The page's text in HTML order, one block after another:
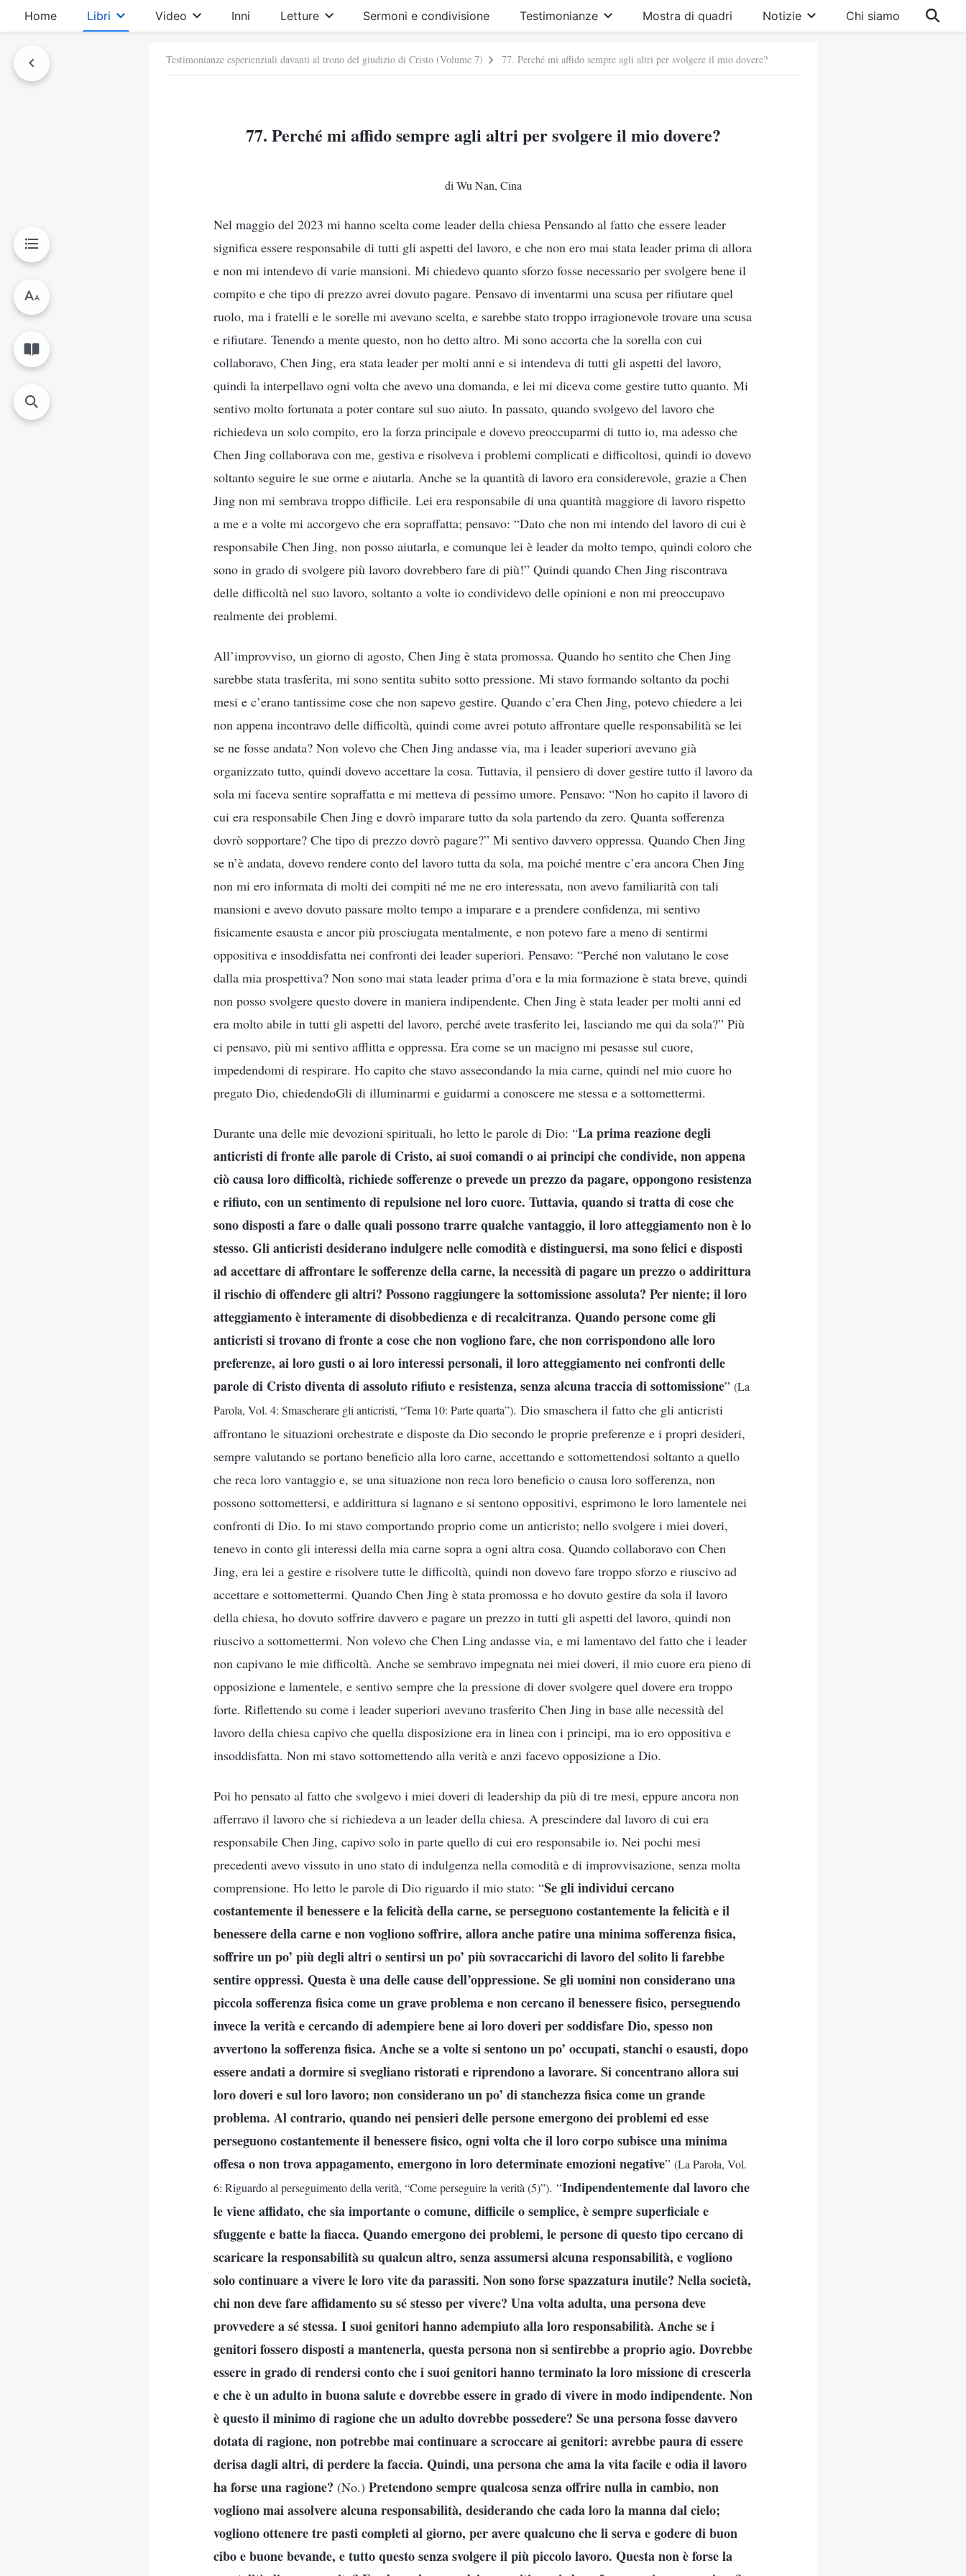
Home Libri Video Inni Letture Sermoni e condivisione Testimonianze Mostra di quadri Notizie Chi siamo
Testimonianze esperienziali davanti al trono del giudizio di Cristo (Volume 7) 77. Perché mi affido sempre agli altri per svolgere il mio dovere?
77. Perché mi affido sempre agli altri per svolgere il mio dovere?
di Wu Nan, Cina
Nel maggio del 2023 mi hanno scelta come leader della chiesa Pensando al fatto che essere leader
significa essere responsabile di tutti gli aspetti del lavoro, e che non ero mai stata leader prima di allora
e non mi intendevo di varie mansioni. Mi chiedevo quanto sforzo fosse necessario per svolgere bene il
compito e che tipo di prezzo avrei dovuto pagare. Pensavo di inventarmi una scusa per rifiutare quel
ruolo, ma i fratelli e le sorelle mi avevano scelta, e sarebbe stato troppo irragionevole trovare una scusa
e rifiutare. Tenendo a mente questo, non ho detto altro. Mi sono accorta che la sorella con cui
collaboravo, Chen Jing, era stata leader per molti anni e si intendeva di tutti gli aspetti del lavoro,
quindi la interpellavo ogni volta che avevo una domanda, e lei mi diceva come gestire tutto quanto. Mi
sentivo molto fortunata a poter contare sul suo aiuto. In passato, quando svolgevo del lavoro che
richiedeva un solo compito, ero la forza principale e dovevo preoccuparmi di tutto io, ma adesso che
Chen Jing collaborava con me, gestiva e risolveva i problemi complicati e difficoltosi, quindi io dovevo
soltanto seguire le sue orme e aiutarla. Anche se la quantità di lavoro era considerevole, grazie a Chen
Jing non mi sembrava troppo difficile. Lei era responsabile di una quantità maggiore di lavoro rispetto
a me e a volte mi accorgevo che era sopraffatta; pensavo: “Dato che non mi intendo del lavoro di cui è
responsabile Chen Jing, non posso aiutarla, e comunque lei è leader da molto tempo, quindi coloro che
sono in grado di svolgere più lavoro dovrebbero fare di più!” Quindi quando Chen Jing riscontrava
delle difficoltà nel suo lavoro, soltanto a volte io condividevo delle opinioni e non mi preoccupavo
realmente dei problemi.
All’improvviso, un giorno di agosto, Chen Jing è stata promossa. Quando ho sentito che Chen Jing
sarebbe stata trasferita, mi sono sentita subito sotto pressione. Mi stavo formando soltanto da pochi
mesi e c’erano tantissime cose che non sapevo gestire. Quando c’era Chen Jing, potevo chiedere a lei
non appena incontravo delle difficoltà, quindi come avrei potuto affrontare quelle responsabilità se lei
se ne fosse andata? Non volevo che Chen Jing andasse via, ma i leader superiori avevano già
organizzato tutto, quindi dovevo accettare la cosa. Tuttavia, il pensiero di dover gestire tutto il lavoro da
sola mi faceva sentire sopraffatta e mi metteva di pessimo umore. Pensavo: “Non ho capito il lavoro di
cui era responsabile Chen Jing e dovrò imparare tutto da sola partendo da zero. Quanta sofferenza
dovrò sopportare? Che tipo di prezzo dovrò pagare?” Mi sentivo davvero oppressa. Quando Chen Jing
se n’è andata, dovevo rendere conto del lavoro tutta da sola, ma poiché mentre c’era ancora Chen Jing
non mi ero informata di molti dei compiti né me ne ero interessata, non avevo familiarità con tali
mansioni e avevo dovuto passare molto tempo a imparare e a prendere confidenza, mi sentivo
fisicamente esausta e ancor più prosciugata mentalmente, e non potevo fare a meno di sentirmi
oppositiva e insoddisfatta nei confronti dei leader superiori. Pensavo: “Perché non valutano le cose
dalla mia prospettiva? Non sono mai stata leader prima d’ora e la mia formazione è stata breve, quindi
non posso svolgere questo dovere in maniera indipendente. Chen Jing è stata leader per molti anni ed
era molto abile in tutti gli aspetti del lavoro, perché avete trasferito lei, lasciando me qui da sola?” Più
ci pensavo, più mi sentivo afflitta e oppressa. Era come se un macigno mi pesasse sul cuore,
impedendomi di respirare. Ho capito che stavo assecondando la mia carne, quindi nel mio cuore ho
pregato Dio, chiedendoGli di illuminarmi e guidarmi a conoscere me stessa e a sottomettermi.
Durante una delle mie devozioni spirituali, ho letto le parole di Dio: “La prima reazione degli
anticristi di fronte alle parole di Cristo, ai suoi comandi o ai principi che condivide, non appena
ciò causa loro difficoltà, richiede sofferenze o prevede un prezzo da pagare, oppongono resistenza
e rifiuto, con un sentimento di repulsione nel loro cuore. Tuttavia, quando si tratta di cose che
sono disposti a fare o dalle quali possono trarre qualche vantaggio, il loro atteggiamento non è lo
stesso. Gli anticristi desiderano indulgere nelle comodità e distinguersi, ma sono felici e disposti
ad accettare di affrontare le sofferenze della carne, la necessità di pagare un prezzo o addirittura
il rischio di offendere gli altri? Possono raggiungere la sottomissione assoluta? Per niente; il loro
atteggiamento è interamente di disobbedienza e di recalcitranza. Quando persone come gli
anticristi si trovano di fronte a cose che non vogliono fare, che non corrispondono alle loro
preferenze, ai loro gusti o ai loro interessi personali, il loro atteggiamento nei confronti delle
parole di Cristo diventa di assoluto rifiuto e resistenza, senza alcuna traccia di sottomissione” (La
Parola, Vol. 4: Smascherare gli anticristi, “Tema 10: Parte quarta”). Dio smaschera il fatto che gli anticristi
affrontano le situazioni orchestrate e disposte da Dio secondo le proprie preferenze e i propri desideri,
sempre valutando se portano beneficio alla loro carne, accettando e sottomettendosi soltanto a quello
che reca loro vantaggio e, se una situazione non reca loro beneficio o causa loro sofferenza, non
possono sottomettersi, e addirittura si lagnano e si sentono oppositivi, esprimono le loro lamentele nei
confronti di Dio. Io mi stavo comportando proprio come un anticristo; nello svolgere i miei doveri,
tenevo in conto gli interessi della mia carne sopra a ogni altra cosa. Quando collaboravo con Chen
Jing, era lei a gestire e risolvere tutte le difficoltà, quindi non dovevo fare troppo sforzo e riuscivo ad
accettare e sottomettermi. Quando Chen Jing è stata promossa e ho dovuto gestire da sola il lavoro
della chiesa, ho dovuto soffrire davvero e pagare un prezzo in tutti gli aspetti del lavoro, quindi non
riuscivo a sottomettermi. Non volevo che Chen Ling andasse via, e mi lamentavo del fatto che i leader
non capivano le mie difficoltà. Anche se sembravo impegnata nei miei doveri, il mio cuore era pieno di
opposizione e lamentele, e sentivo sempre che la pressione di dover svolgere quel dovere era troppo
forte. Riflettendo su come i leader superiori avevano trasferito Chen Jing in base alle necessità del
lavoro della chiesa capivo che quella disposizione era in linea con i principi, ma io ero oppositiva e
insoddisfatta. Non mi stavo sottomettendo alla verità e anzi facevo opposizione a Dio.
Poi ho pensato al fatto che svolgevo i miei doveri di leadership da più di tre mesi, eppure ancora non
afferravo il lavoro che si richiedeva a un leader della chiesa. A prescindere dal lavoro di cui era
responsabile Chen Jing, capivo solo in parte quello di cui ero responsabile io. Nei pochi mesi
precedenti avevo vissuto in uno stato di indulgenza nella comodità e di improvvisazione, senza molta
comprensione. Ho letto le parole di Dio riguardo il mio stato: “Se gli individui cercano
costantemente il benessere e la felicità della carne, se perseguono costantemente la felicità e il
benessere della carne e non vogliono soffrire, allora anche patire una minima sofferenza fisica,
soffrire un po’ più degli altri o sentirsi un po’ più sovraccarichi di lavoro del solito li farebbe
sentire oppressi. Questa è una delle cause dell’oppressione. Se gli uomini non considerano una
piccola sofferenza fisica come un grave problema e non cercano il benessere fisico, perseguendo
invece la verità e cercando di adempiere bene ai loro doveri per soddisfare Dio, spesso non
avvertono la sofferenza fisica. Anche se a volte si sentono un po’ occupati, stanchi o esausti, dopo
essere andati a dormire si svegliano ristorati e riprendono a lavorare. Si concentrano allora sui
loro doveri e sul loro lavoro; non considerano un po’ di stanchezza fisica come un grande
problema. Al contrario, quando nei pensieri delle persone emergono dei problemi ed esse
perseguono costantemente il benessere fisico, ogni volta che il loro corpo subisce una minima
offesa o non trova appagamento, emergono in loro determinate emozioni negative” (La Parola, Vol.
6: Riguardo al perseguimento della verità, “Come perseguire la verità (5)”). “Indipendentemente dal lavoro che
le viene affidato, che sia importante o comune, difficile o semplice, è sempre superficiale e
sfuggente e batte la fiacca. Quando emergono dei problemi, le persone di questo tipo cercano di
scaricare la responsabilità su qualcun altro, senza assumersi alcuna responsabilità, e vogliono
solo continuare a vivere le loro vite da parassiti. Non sono forse spazzatura inutile? Nella società,
chi non deve fare affidamento su sé stesso per vivere? Una volta adulta, una persona deve
provvedere a sé stessa. I suoi genitori hanno adempiuto alla loro responsabilità. Anche se i
genitori fossero disposti a mantenerla, questa persona non si sentirebbe a proprio agio. Dovrebbe
essere in grado di rendersi conto che i suoi genitori hanno terminato la loro missione di crescerla
e che è un adulto in buona salute e dovrebbe essere in grado di vivere in modo indipendente. Non
è questo il minimo di ragione che un adulto dovrebbe possedere? Se una persona fosse davvero
dotata di ragione, non potrebbe mai continuare a scroccare ai genitori: avrebbe paura di essere
derisa dagli altri, di perdere la faccia. Quindi, una persona che ama la vita facile e odia il lavoro
ha forse una ragione? (No.) Pretendono sempre qualcosa senza offrire nulla in cambio, non
vogliono mai assolvere alcuna responsabilità, desiderando che cada loro la manna dal cielo;
vogliono ottenere tre pasti completi al giorno, per avere qualcuno che li serva e godere di buon
cibo e buone bevande, e tutto questo senza svolgere il più piccolo lavoro. Questa non è forse la